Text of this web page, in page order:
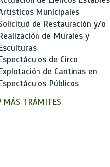
Municipales
de Restauración y/o
Realización de Murales y
Esculturas
Espectáculos de Circo
Explotación de Cantinas en
Espectáculos Públicos
MÁS TRÁMITES